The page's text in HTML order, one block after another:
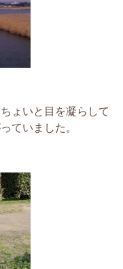
ょいと目を凝らして
ていました。